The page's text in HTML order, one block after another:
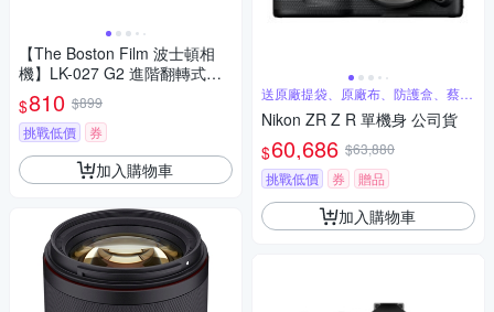
【The Boston Film 波士頓相
機】LK-027 G2 進階翻轉式螢
幕 掌心迷你數位相機
$810 $899
挑戰低價
券
加入購物車
送原廠提袋、原廠布、防護盒、蔡司
清潔組
Nikon ZR Z R 單機身 公司貨
$60,686 $63,880
挑戰低價
券 贈品
加入購物車